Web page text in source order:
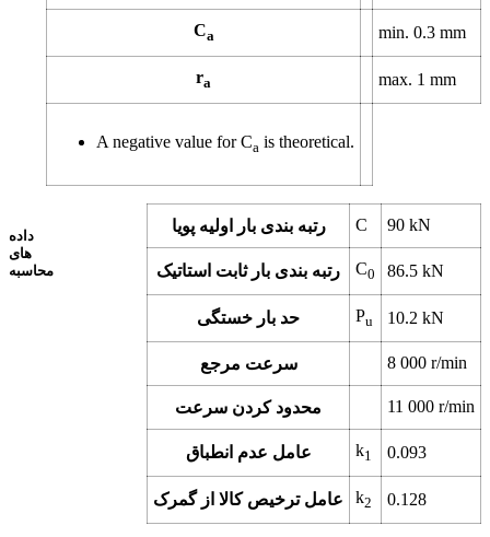
Ca min. 0.3 mm
ra max. 1 mm
A negative value for Ca is theoretical.
داده
های
محاسبه
رتبه بندی بار اولیه پویا C 90 kN
رتبه بندی بار ثابت استاتیک C0 86.5 kN
حد بار خستگی Pu 10.2 kN
سرعت مرجع 8 000 r/min
محدود کردن سرعت 11 000 r/min
عامل عدم انطباق k1 0.093
عامل ترخیص کالا از گمرک k2 0.128